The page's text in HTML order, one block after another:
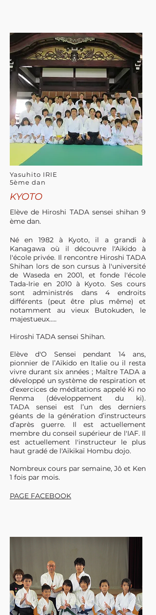
Yasuhito IRIE
5ème dan
KYOTO
Elève de Hiroshi TADA sensei shihan 9
ème dan.
Né en 1982 à Kyoto, il a grandi à
Kanagawa où il découvre l'Aikido à
l'école privée. Il rencontre Hiroshi TADA
Shihan lors de son cursus à l'université
de Waseda en 2001, et fonde l'école
Tada-Irie en 2010 à Kyoto. Ses cours
sont administrés dans 4 endroits
différents (peut être plus même) et
notamment au vieux Butokuden, le
majestueux…..
Hiroshi TADA sensei Shihan.
​Elève d'O Sensei pendant 14 ans,
pionnier de l’Aïkido en Italie ou il resta
vivre durant six années ; Maître TADA a
développé un système de respiration et
d’exercices de méditations appelé Ki no
Renma (développement du ki).
TADA sensei est l’un des derniers
géants de la génération d’instructeurs
d’après guerre. Il est actuellement
membre du conseil supérieur de l'IAF. Il
est actuellement l'instructeur le plus
haut gradé de l'Aïkikaï Hombu dojo.
Nombreux cours par semaine, Jô et Ken
1 fois par mois.
PAGE FACEBOOK